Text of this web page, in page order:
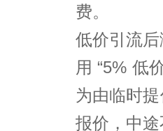
费。
低价引流后
用 “5% 低
为由临时
报价，中途